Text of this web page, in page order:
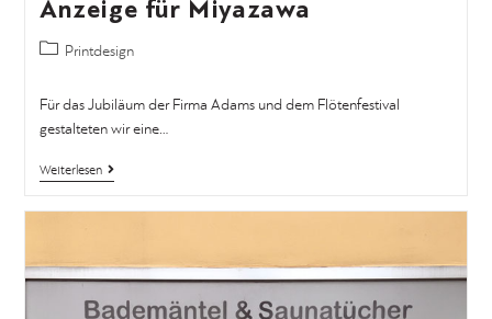
Anzeige für Miyazawa
Printdesign
Für das Jubiläum der Firma Adams und dem Flötenfestival
gestalteten wir eine…
Weiterlesen